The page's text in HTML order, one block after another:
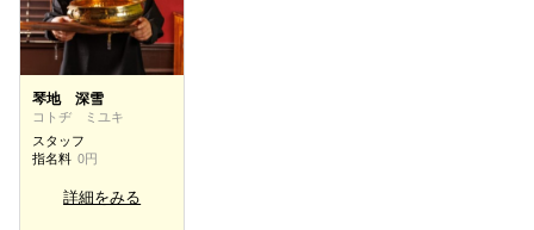
琴地 深雪
コトヂ ミユキ
スタッフ
指名料 0円
詳細をみる